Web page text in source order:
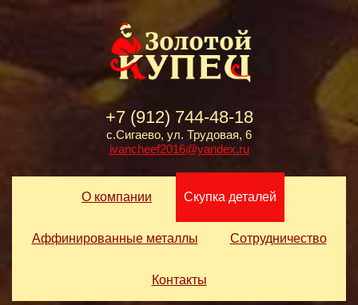
+7 (912) 744-48-18
с.Сигаево, ул. Трудовая, 6
ivancheef2016@yandex.ru
О компании Скупка деталей
Аффинированные металлы Сотрудничество
Контакты